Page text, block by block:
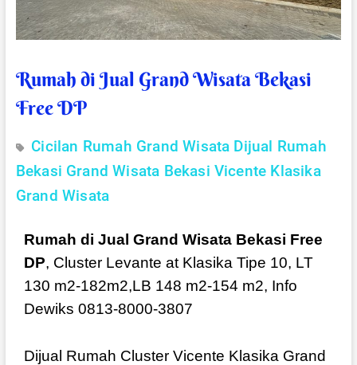
Rumah di Jual Grand Wisata Bekasi
Free DP
Cicilan Rumah Grand Wisata Dijual Rumah
Bekasi Grand Wisata Bekasi Vicente Klasika
Grand Wisata
Rumah di Jual Grand Wisata Bekasi Free
DP, Cluster Levante at Klasika Tipe 10, LT
130 m2-182m2,LB 148 m2-154 m2, Info
Dewiks 0813-8000-3807
Dijual Rumah Cluster Vicente Klasika Grand